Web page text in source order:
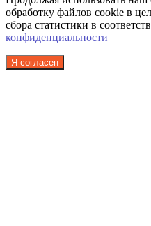
обработку файлов cookie в
сбора статистики в
конфиденциальности
Я согласен